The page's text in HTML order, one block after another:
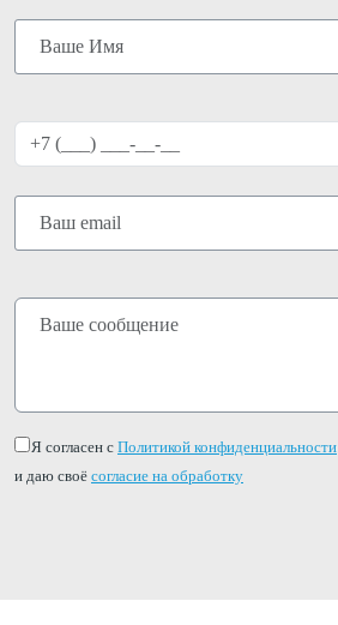
Я согласен с Политикой конфиденциальности
и даю своё согласие на обработку